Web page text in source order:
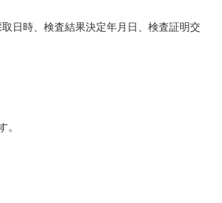
日時、検査結果決定年月日、検査証明交
。